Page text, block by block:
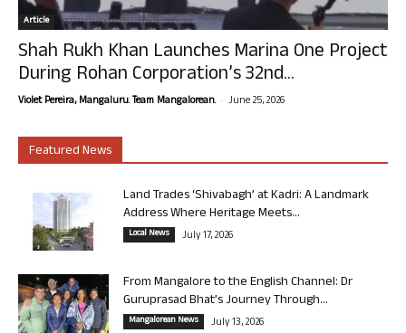
Article
Shah Rukh Khan Launches Marina One Project
During Rohan Corporation’s 32nd...
Violet Pereira, Mangaluru. Team Mangalorean. - June 25, 2026
Featured News
Land Trades ‘Shivabagh’ at Kadri: A Landmark
Address Where Heritage Meets...
Local News July 17, 2026
From Mangalore to the English Channel: Dr
Guruprasad Bhat’s Journey Through...
Mangalorean News July 13, 2026